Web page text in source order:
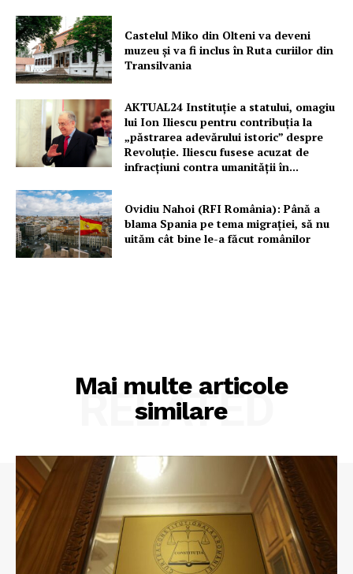
Castelul Miko din Olteni va deveni
muzeu şi va fi inclus în Ruta curiilor din
Transilvania
AKTUAL24 Instituție a statului, omagiu
lui Ion Iliescu pentru contribuția la
„păstrarea adevărului istoric” despre
Revoluție. Iliescu fusese acuzat de
infracțiuni contra umanității în...
Ovidiu Nahoi (RFI România): Până a
blama Spania pe tema migrației, să nu
uităm cât bine le-a făcut românilor
Mai multe articole
similare
RELATED